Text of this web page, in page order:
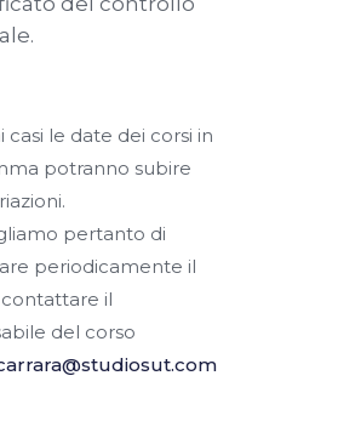
casi le date dei corsi in
potranno subire
pertanto di
periodicamente il
il
del corso